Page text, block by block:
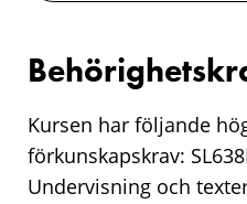
Kursen har följande
förkunskapskrav:
Undervisning och